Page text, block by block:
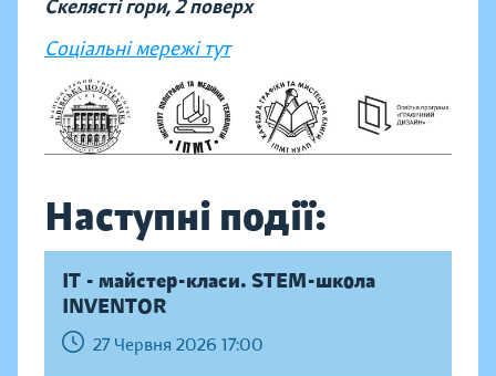
Скелясті гори, 2 поверх
Соціальні мережі тут
Наступні події:
IT - майстер-класи. STEM-школа
INVENTOR
27 Червня 2026 17:00